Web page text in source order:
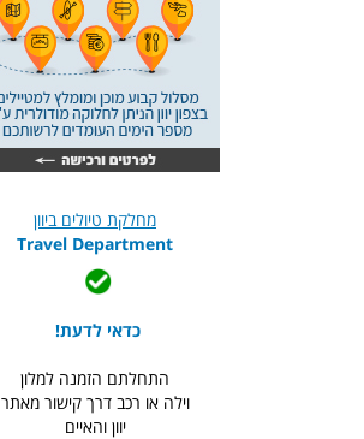
מחלקת טיולים ביוון
Travel Department
כדאי לדעת!
התחלתם הזמנה למלון
וילה או רכב דרך קישור מאתר
יוון והאיים